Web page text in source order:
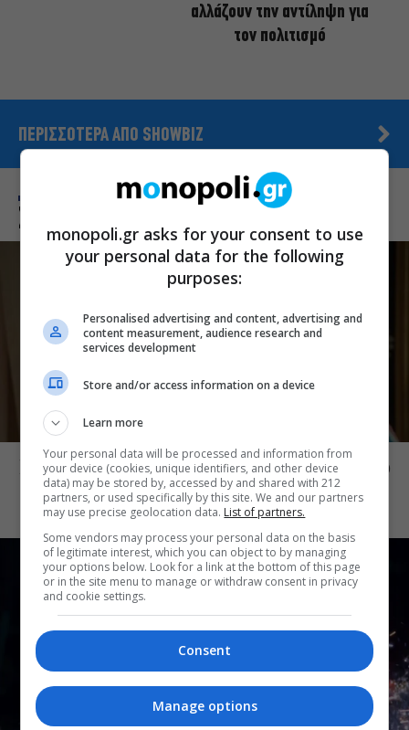
αλλάζουν την αντίληψη για
τον πολιτισμό
ΠΕΡΙΣΣΟΤΕΡΑ ΑΠΟ SHOWBIZ
Σχετικά Θέματα
Ντέρτι: Νέο τρέιλερ μάς βάζει μέσα στο
σύμπαν της νέας σειράς του ANT1
monopoli.gr asks for your consent to use
your personal data for the following
purposes:
Personalised advertising and content, advertising and
content measurement, audience research and
services development
Store and/or access information on a device
Learn more
Your personal data will be processed and information from
your device (cookies, unique identifiers, and other device
data) may be stored by, accessed by and shared with 212
partners, or used specifically by this site. We and our partners
may use precise geolocation data. List of partners.
Some vendors may process your personal data on the basis
of legitimate interest, which you can object to by managing
your options below. Look for a link at the bottom of this page
or in the site menu to manage or withdraw consent in privacy
and cookie settings.
Consent
Manage options